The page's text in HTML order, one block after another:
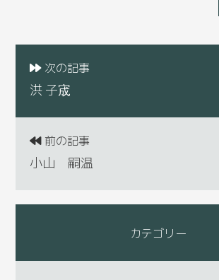
次の記事
洪 子宬
前の記事
小山 嗣温
カテゴリー